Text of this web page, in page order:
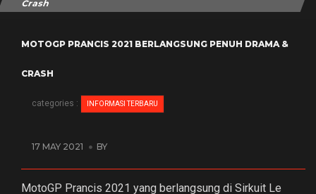
Crash
MOTOGP PRANCIS 2021 BERLANGSUNG PENUH DRAMA &
CRASH
categories : INFORMASI TERBARU
17 MAY 2021 BY
MotoGP Prancis 2021 yang berlangsung di Sirkuit Le